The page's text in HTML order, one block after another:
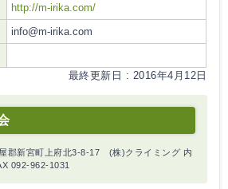
http://m-irika.com/
info@m-irika.com
最終更新日 : 2016年4月12日
郡新宮町上府北3-8-17 (株)クライミング 内
092-962-1031